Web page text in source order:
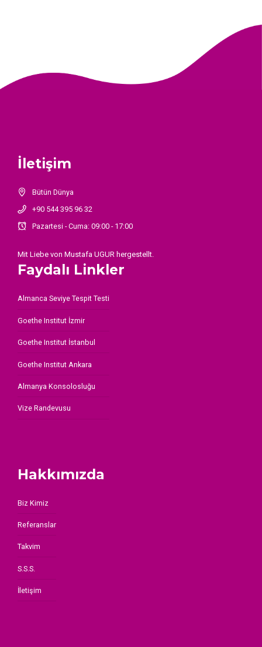
İletişim
Bütün Dünya
+90 544 395 96 32
Pazartesi - Cuma: 09:00 - 17:00
Mit Liebe von Mustafa UGUR hergestellt.
Faydalı Linkler
Almanca Seviye Tespit Testi
Goethe Institut İzmir
Goethe Institut İstanbul
Goethe Institut Ankara
Almanya Konsolosluğu
Vize Randevusu
Hakkımızda
Biz Kimiz
Referanslar
Takvim
S.S.S.
İletişim